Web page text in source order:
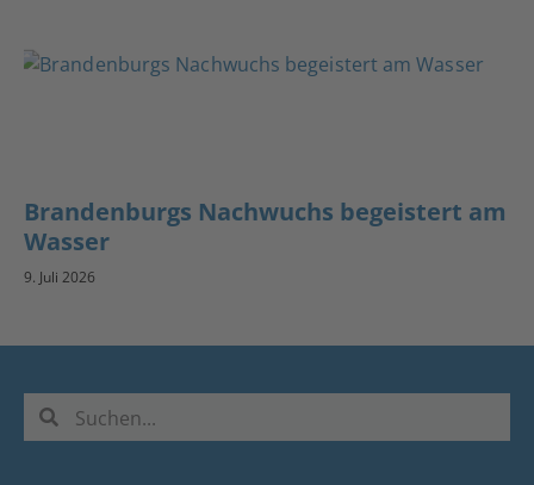
Brandenburgs Nachwuchs begeistert am
Wasser
9. Juli 2026